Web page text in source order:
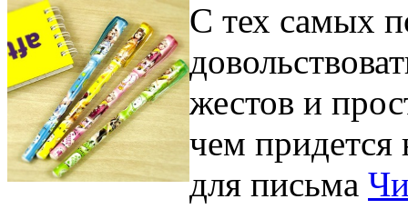
С тех самых
жестов и
чем придется
для письма